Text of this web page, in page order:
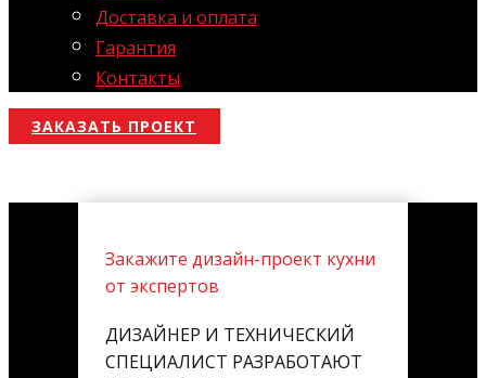
Доставка и оплата
Гарантия
Контакты
ЗАКАЗАТЬ ПРОЕКТ
Закажите дизайн-проект кухни
от экспертов
ДИЗАЙНЕР И ТЕХНИЧЕСКИЙ
СПЕЦИАЛИСТ РАЗРАБОТАЮТ